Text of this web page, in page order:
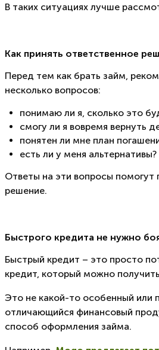
В таких ситуациях лучше
Как принять ответственное
Перед тем как брать займ,
несколько вопросов:
понимаю ли я, сколько это
смогу ли я вовремя вернуть
понятен ли мне план
есть ли у меня альтернативы?
Ответы на эти вопросы помогут
решение.
Быстрого кредита не нужно
Быстрый кредит – это просто
кредит, который можно
Это не какой-то особенный или
отличающийся финансовый
способ оформления займа.